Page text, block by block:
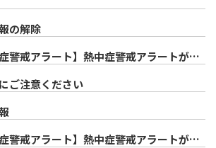
の解除
警戒アラート】熱中症警戒アラートが発
ご注意ください
警戒アラート】熱中症警戒アラートが発